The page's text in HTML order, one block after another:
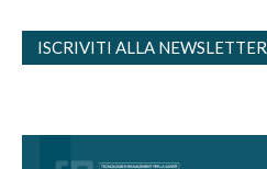
ISCRIVITI ALLA NEWSLETTER